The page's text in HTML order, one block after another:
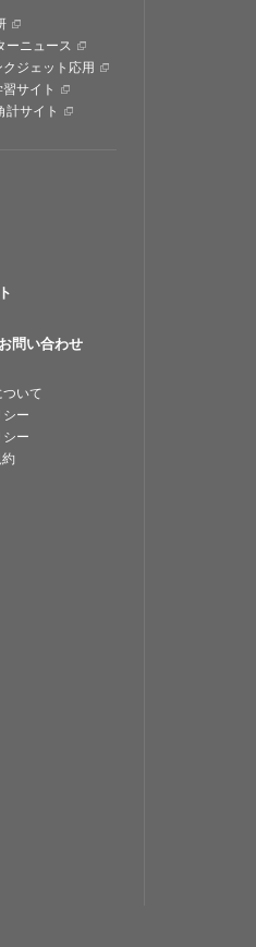
ーニュース
ジェット応用
サイト
計サイト
問い合わせ
いて
ー
ー